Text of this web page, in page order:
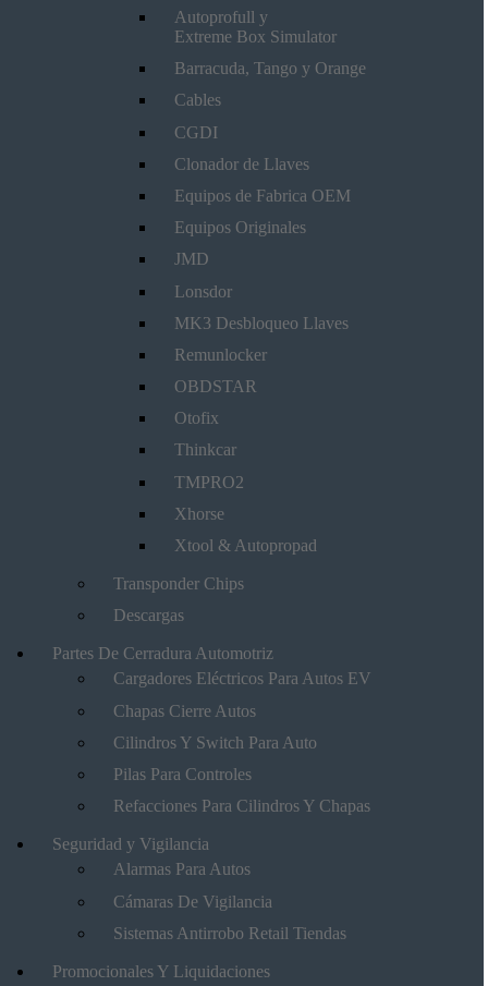
Autoprofull y
Extreme Box Simulator
Barracuda, Tango y Orange
Cables
CGDI
Clonador de Llaves
Equipos de Fabrica OEM
Equipos Originales
JMD
Lonsdor
MK3 Desbloqueo Llaves
Remunlocker
OBDSTAR
Otofix
Thinkcar
TMPRO2
Xhorse
Xtool & Autopropad
Transponder Chips
Descargas
Partes De Cerradura Automotriz
Cargadores Eléctricos Para Autos EV
Chapas Cierre Autos
Cilindros Y Switch Para Auto
Pilas Para Controles
Refacciones Para Cilindros Y Chapas
Seguridad y Vigilancia
Alarmas Para Autos
Cámaras De Vigilancia
Sistemas Antirrobo Retail Tiendas
Promocionales Y Liquidaciones